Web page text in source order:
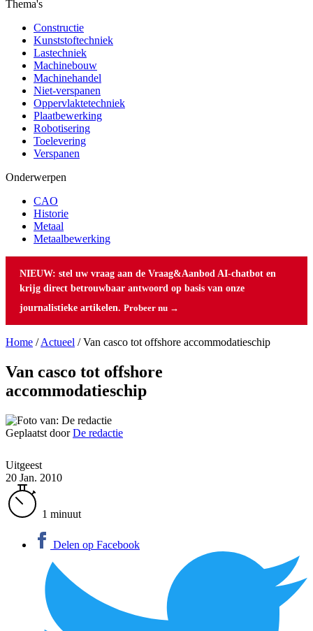
Thema's
Constructie
Kunststoftechniek
Lastechniek
Machinebouw
Machinehandel
Niet-verspanen
Oppervlaktetechniek
Plaatbewerking
Robotisering
Toelevering
Verspanen
Onderwerpen
CAO
Historie
Metaal
Metaalbewerking
NIEUW: stel uw vraag aan de Vraag&Aanbod AI-chatbot en
krijg direct betrouwbaar antwoord op basis van onze
journalistieke artikelen. Probeer nu →
Home /Actueel /Van casco tot offshore accommodatieschip
Van casco tot offshore
accommodatieschip
Geplaatst doorDe redactie
Uitgeest
20 Jan. 2010
1 minuut
Delen op Facebook